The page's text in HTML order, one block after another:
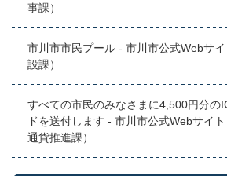
事課）
市川市市民プール - 市川市公式Webサ
設課）
すべての市民のみなさまに4,500円分の
ドを送付します - 市川市公式Webサイ
通貨推進課）